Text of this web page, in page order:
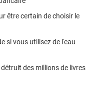
être certain de choisir le
si vous utilisez de l'eau
des millions de livres